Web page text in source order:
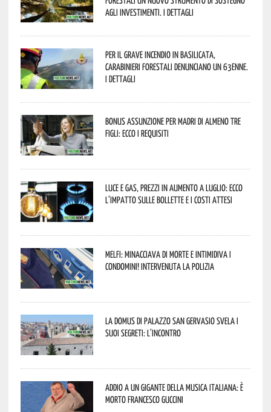
agli investimenti. I dettagli
Per il grave incendio in Basilicata,
Carabinieri forestali denunciano un 63enne.
I dettagli
Bonus assunzione per madri di almeno tre
figli: ecco i requisiti
Luce e gas, prezzi in aumento a luglio: ecco
l’impatto sulle bollette e i costi attesi
Melfi: minacciava di morte e intimidiva i
condomini! Intervenuta la Polizia
La Domus di Palazzo San Gervasio svela i
suoi segreti: l’incontro
Addio a un gigante della musica italiana: è
morto Francesco Guccini